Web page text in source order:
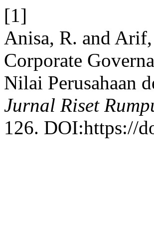
[1]
Anisa, R. and
Corporate
Nilai Perusahaan
Jurnal Riset
126. DOI:https://